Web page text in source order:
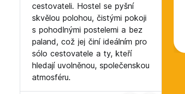
cestovateli. Hostel se pyšní
skvělou polohou, čistými pokoji
s pohodlnými postelemi a bez
paland, což jej činí ideálním pro
sólo cestovatele a ty, kteří
hledají uvolněnou, společenskou
atmosféru.